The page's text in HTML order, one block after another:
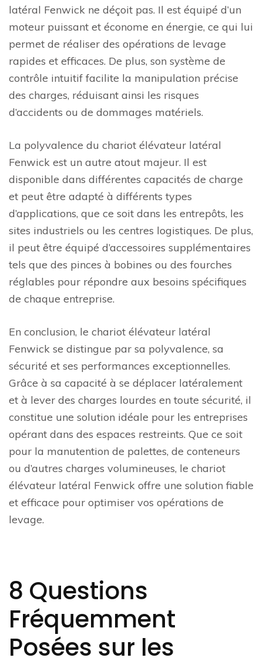
latéral Fenwick ne déçoit pas. Il est équipé d’un
moteur puissant et économe en énergie, ce qui lui
permet de réaliser des opérations de levage
rapides et efficaces. De plus, son système de
contrôle intuitif facilite la manipulation précise
des charges, réduisant ainsi les risques
d’accidents ou de dommages matériels.
La polyvalence du chariot élévateur latéral
Fenwick est un autre atout majeur. Il est
disponible dans différentes capacités de charge
et peut être adapté à différents types
d’applications, que ce soit dans les entrepôts, les
sites industriels ou les centres logistiques. De plus,
il peut être équipé d’accessoires supplémentaires
tels que des pinces à bobines ou des fourches
réglables pour répondre aux besoins spécifiques
de chaque entreprise.
En conclusion, le chariot élévateur latéral
Fenwick se distingue par sa polyvalence, sa
sécurité et ses performances exceptionnelles.
Grâce à sa capacité à se déplacer latéralement
et à lever des charges lourdes en toute sécurité, il
constitue une solution idéale pour les entreprises
opérant dans des espaces restreints. Que ce soit
pour la manutention de palettes, de conteneurs
ou d’autres charges volumineuses, le chariot
élévateur latéral Fenwick offre une solution fiable
et efficace pour optimiser vos opérations de
levage.
8 Questions
Fréquemment
Posées sur les